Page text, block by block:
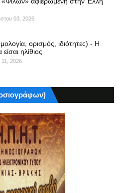
03, 2026
ορισμός, ιδιότητες) - Η
ηλίθιος
11, 2026